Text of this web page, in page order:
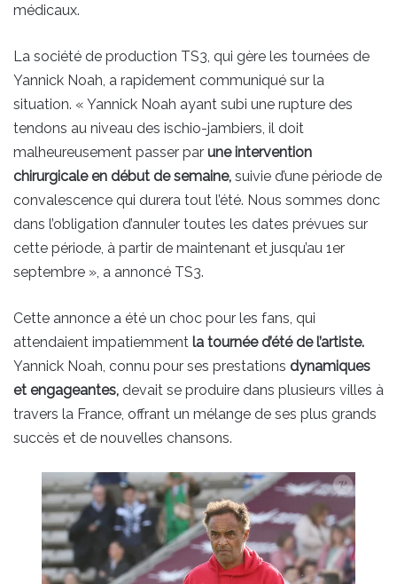
médicaux.
La société de production TS3, qui gère les tournées de
Yannick Noah, a rapidement communiqué sur la
situation. « Yannick Noah ayant subi une rupture des
tendons au niveau des ischio-jambiers, il doit
malheureusement passer par une intervention
chirurgicale en début de semaine, suivie d’une période de
convalescence qui durera tout l’été. Nous sommes donc
dans l’obligation d’annuler toutes les dates prévues sur
cette période, à partir de maintenant et jusqu’au 1er
septembre », a annoncé TS3.
Cette annonce a été un choc pour les fans, qui
attendaient impatiemment la tournée d’été de l’artiste.
Yannick Noah, connu pour ses prestations dynamiques
et engageantes, devait se produire dans plusieurs villes à
travers la France, offrant un mélange de ses plus grands
succès et de nouvelles chansons.